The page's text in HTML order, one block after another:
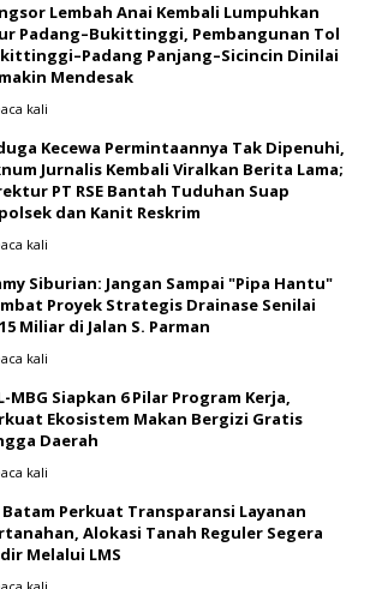
Lembah Anai Kembali Lumpuhkan
Padang–Bukittinggi, Pembangunan Tol
Panjang–Sicincin Dinilai
Mendesak
kali
Kecewa Permintaannya Tak Dipenuhi,
Jurnalis Kembali Viralkan Berita Lama;
PT RSE Bantah Tuduhan Suap
dan Kanit Reskrim
kali
Siburian: Jangan Sampai "Pipa Hantu"
Proyek Strategis Drainase Senilai
Miliar di Jalan S. Parman
kali
MBG Siapkan 6 Pilar Program Kerja,
Ekosistem Makan Bergizi Gratis
Daerah
kali
Batam Perkuat Transparansi Layanan
Alokasi Tanah Reguler Segera
Melalui LMS